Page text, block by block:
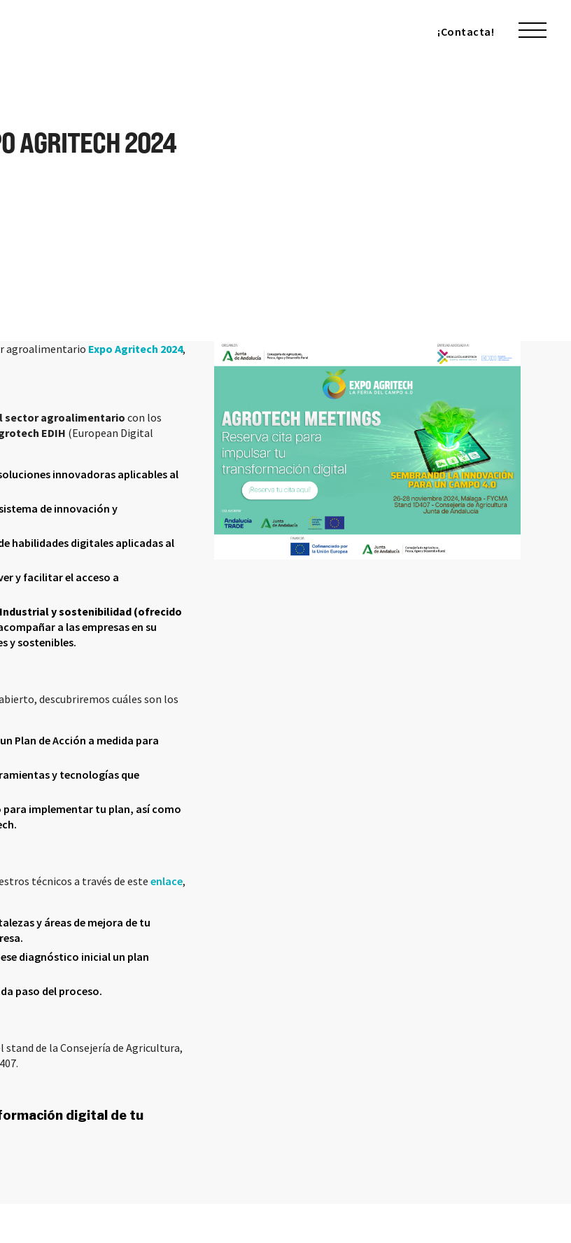
¡Contacta!
AGRITECH 2024
agroalimentario Expo Agritech 2024,
sector agroalimentario con los
EDIH (European Digital
innovadoras aplicables al
de innovación y
habilidades digitales aplicadas al
y facilitar el acceso a
y sostenibilidad (ofrecido
a las empresas en su
y sostenibles.
descubriremos cuáles son los
Plan de Acción a medida para
y tecnologías que
implementar tu plan, así como
técnicos a través de esteenlace,
y áreas de mejora de tu
diagnóstico inicial un plan
paso del proceso.
de la Consejería de Agricultura,
digital de tu